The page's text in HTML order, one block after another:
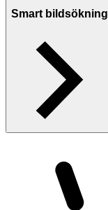
Smart bildsökning